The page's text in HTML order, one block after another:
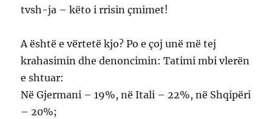
tvsh-ja – këto i rrisin çmimet!
A është e vërtetë kjo? Po e çoj unë më tej
krahasimin dhe denoncimin: Tatimi mbi vlerën
e shtuar:
Në Gjermani – 19%, në Itali – 22%, në Shqipëri
– 20%;